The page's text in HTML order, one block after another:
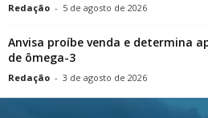
Redação - 5 de agosto de 2026
Anvisa proíbe venda e determina
de ômega-3
Redação - 3 de agosto de 2026